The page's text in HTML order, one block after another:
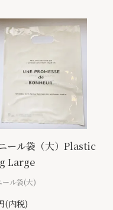
ール袋（大）Plastic
Large
ール袋(大)
(内税)